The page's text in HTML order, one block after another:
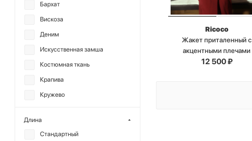
Ricoco
Жакет приталенный с
акцентными плечами
12 500₽
Бархат
Вискоза
Деним
Искусственная замша
Костюмная ткань
Крапива
Кружево
Длина
Стандартный